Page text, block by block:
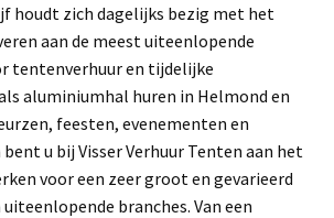
houdt zich dagelijks bezig met het
aan de meest uiteenlopende
tentenverhuur en tijdelijke
aluminiumhal huren in Helmond en
feesten, evenementen en
u bij Visser Verhuur Tenten aan het
voor een zeer groot en gevarieerd
branches. Van een